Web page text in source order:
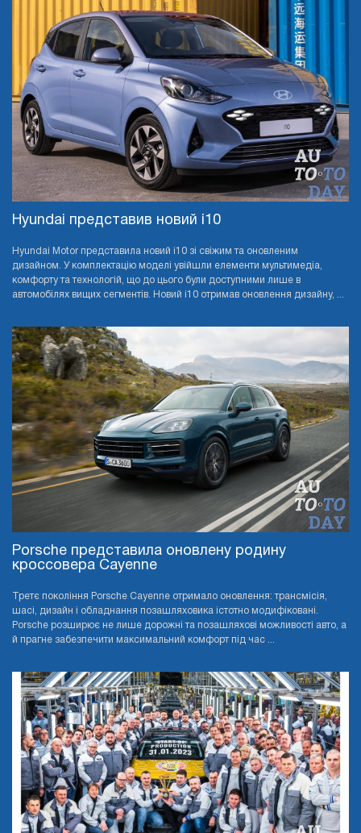
Hyundai представив новий i10
Hyundai Motor представила новий i10 зі свіжим та оновленим
дизайном. У комплектацію моделі увійшли елементи мультимедіа,
комфорту та технологій, що до цього були доступними лише в
автомобілях вищих сегментів. Новий i10 отримав оновлення дизайну, ...
Porsche представила оновлену родину
кроссовера Cayenne
Третє покоління Porsche Cayenne отримало оновлення: трансмісія,
шасі, дизайн і обладнання позашляховика істотно модифіковані.
Porsche розширює не лише дорожні та позашляхові можливості авто, а
й прагне забезпечити максимальний комфорт під час ...